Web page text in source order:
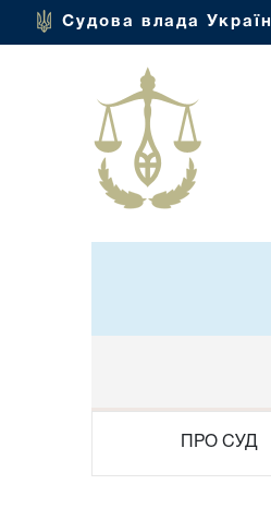
Судова влада
ПРО СУД